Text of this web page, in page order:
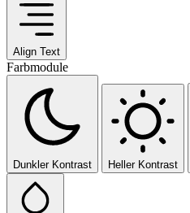
Align Text
Farbmodule
Dunkler Kontrast Heller Kontrast